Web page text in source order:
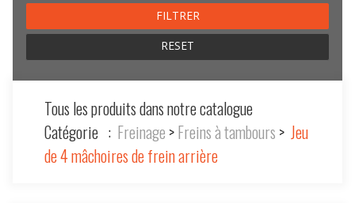
RESET
Tous les produits dans notre catalogue
Catégorie : Freinage >Freins à tambours > Jeu
de 4 mâchoires de frein arrière